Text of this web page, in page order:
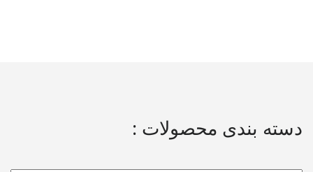
دسته بندی محصولات :